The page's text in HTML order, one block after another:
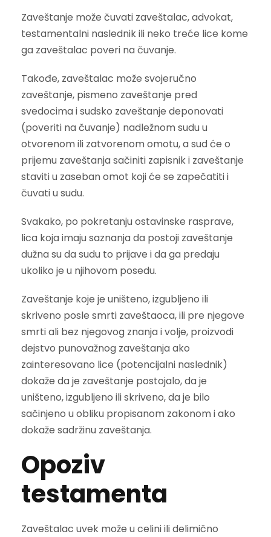
Zaveštanje može čuvati zaveštalac, advokat,
testamentalni naslednik ili neko treće lice kome
ga zaveštalac poveri na čuvanje.
Takođe, zaveštalac može svojeručno
zaveštanje, pismeno zaveštanje pred
svedocima i sudsko zaveštanje deponovati
(poveriti na čuvanje) nadležnom sudu u
otvorenom ili zatvorenom omotu, a sud će o
prijemu zaveštanja sačiniti zapisnik i zaveštanje
staviti u zaseban omot koji će se zapečatiti i
čuvati u sudu.
Svakako, po pokretanju ostavinske rasprave,
lica koja imaju saznanja da postoji zaveštanje
dužna su da sudu to prijave i da ga predaju
ukoliko je u njihovom posedu.
Zaveštanje koje je uništeno, izgubljeno ili
skriveno posle smrti zaveštaoca, ili pre njegove
smrti ali bez njegovog znanja i volje, proizvodi
dejstvo punovažnog zaveštanja ako
zainteresovano lice (potencijalni naslednik)
dokaže da je zaveštanje postojalo, da je
uništeno, izgubljeno ili skriveno, da je bilo
sačinjeno u obliku propisanom zakonom i ako
dokaže sadržinu zaveštanja.
Opoziv
testamenta
Zaveštalac uvek može u celini ili delimično